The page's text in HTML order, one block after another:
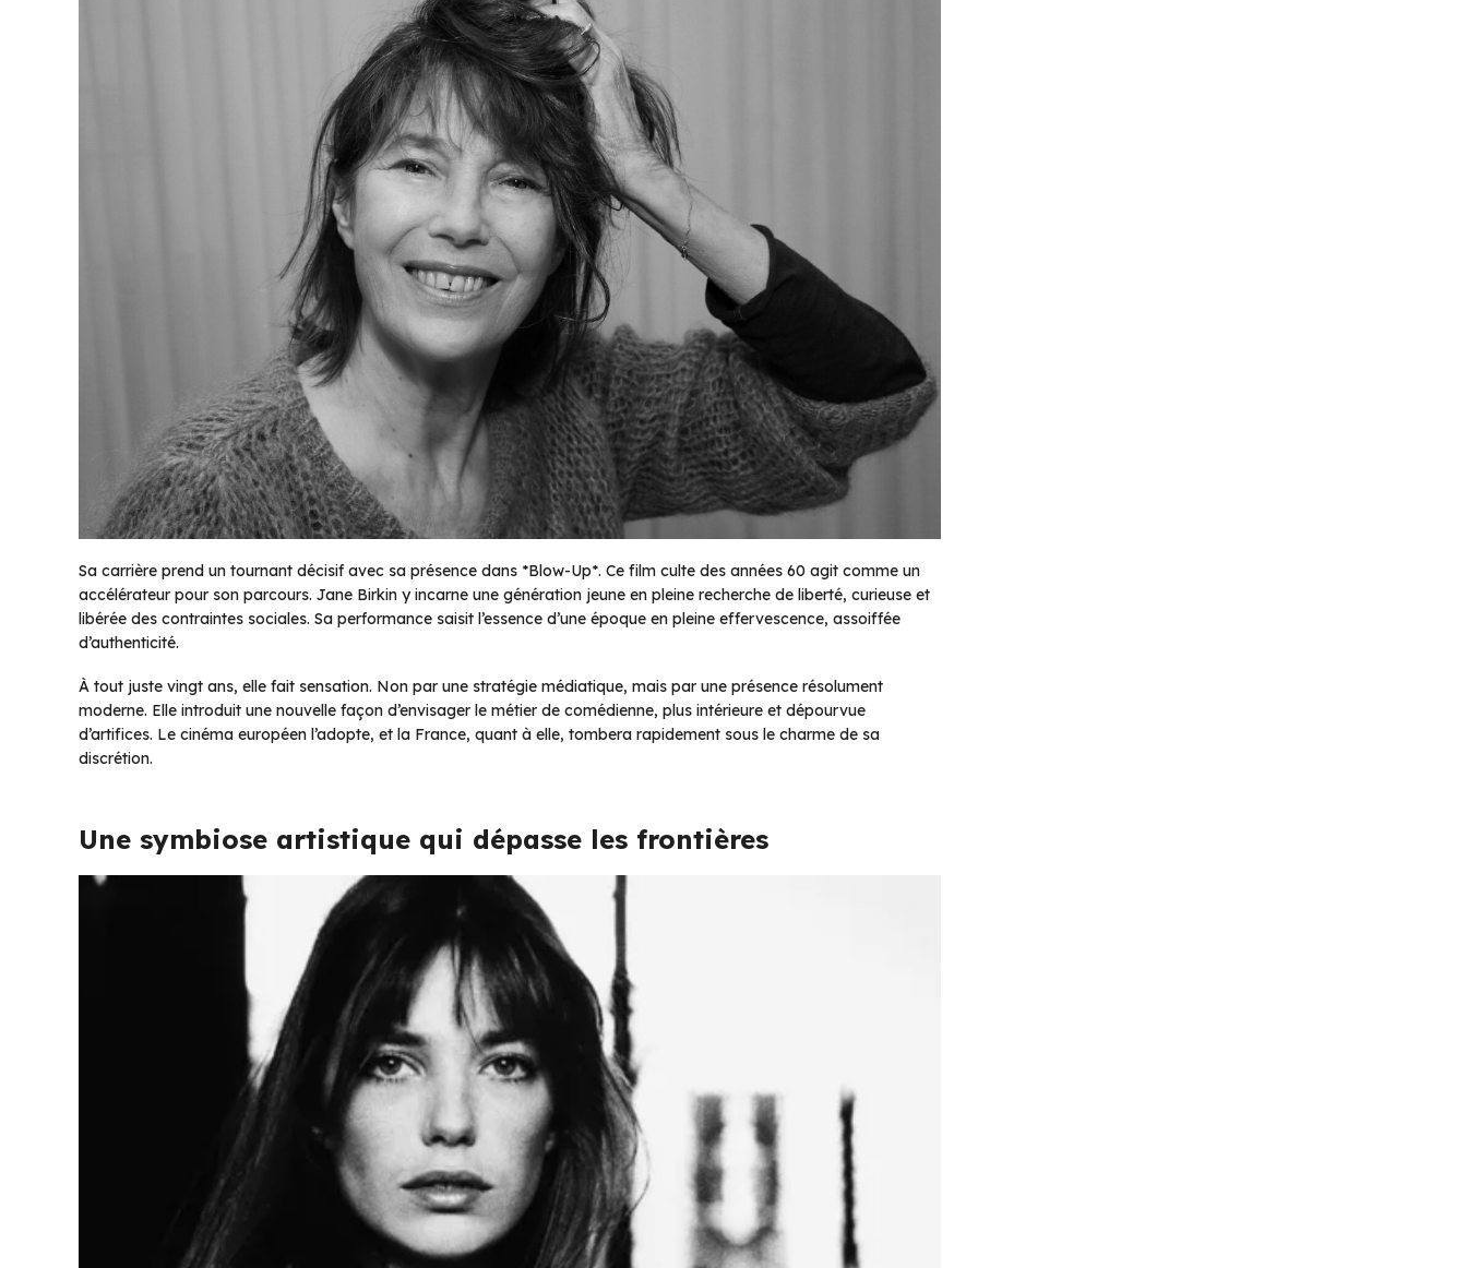
Sa carrière prend un tournant décisif avec sa présence dans *Blow-Up*. Ce film culte des années 60 agit comme un
accélérateur pour son parcours. Jane Birkin y incarne une génération jeune en pleine recherche de liberté, curieuse et
libérée des contraintes sociales. Sa performance saisit l’essence d’une époque en pleine effervescence, assoiffée
d’authenticité.
À tout juste vingt ans, elle fait sensation. Non par une stratégie médiatique, mais par une présence résolument
moderne. Elle introduit une nouvelle façon d’envisager le métier de comédienne, plus intérieure et dépourvue
d’artifices. Le cinéma européen l’adopte, et la France, quant à elle, tombera rapidement sous le charme de sa
discrétion.
Une symbiose artistique qui dépasse les frontières